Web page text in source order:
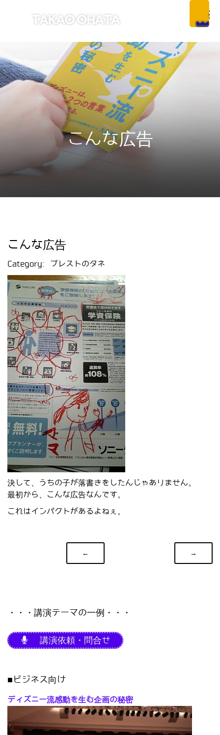
こんな広告
こんな広告
Category: ブレストのタネ
決して、うちの子が落書きをしたんじゃありません。
最初から、こんな広告なんです。
これはインパクトがあるよねぇ。
← →
・・・講演テーマの一例・・・
講演依頼・問合せ
■ビジネス向け
ディズニー流感動を生む企画の秘密